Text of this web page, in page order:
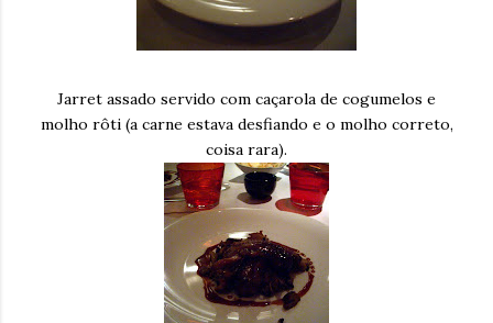
Jarret assado servido com caçarola de cogumelos e
molho rôti (a carne estava desfiando e o molho correto,
coisa rara).